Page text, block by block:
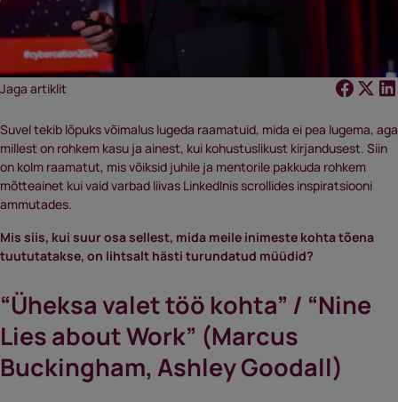
Jaga artiklit
Suvel tekib lõpuks võimalus lugeda raamatuid, mida ei pea lugema, aga
millest on rohkem kasu ja ainest, kui kohustuslikust kirjandusest. Siin
on kolm raamatut, mis võiksid juhile ja mentorile pakkuda rohkem
mõtteainet kui vaid varbad liivas LinkedInis scrollides inspiratsiooni
ammutades.
Mis siis, kui suur osa sellest, mida meile inimeste kohta tõena
tuututatakse, on lihtsalt hästi turundatud müüdid?
“Üheksa valet töö kohta” / “Nine
Lies about Work” (Marcus
Buckingham, Ashley Goodall)